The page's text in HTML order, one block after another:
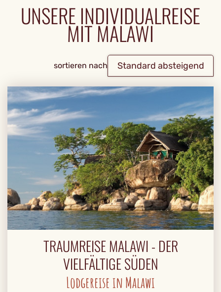
UNSERE INDIVIDUALREISE
MIT MALAWI
sortieren nach Standard absteigend
TRAUMREISE MALAWI - DER
VIELFÄLTIGE SÜDEN
Lodgereise in Malawi